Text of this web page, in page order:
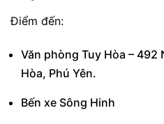
Điểm đến:
Văn phòng Tuy Hòa – 492
Hòa, Phú Yên.
Bến xe Sông Hinh